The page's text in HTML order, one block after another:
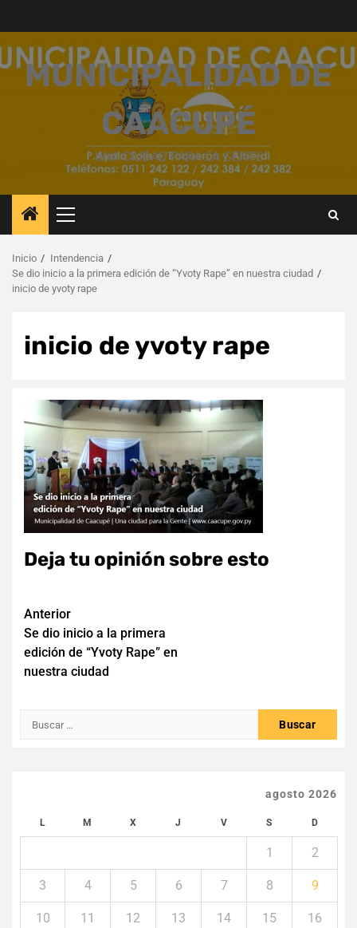
contenido
MUNICIPALIDAD DE
CAACUPÉ
UNA CIUDAD PARA LA GENTE
Menú
principal
Inicio
Intendencia
Se dio inicio a la primera edición de “Yvoty Rape” en nuestra ciudad
inicio de yvoty rape
inicio de yvoty rape
Deja tu opinión sobre esto
Navegación
de
entradas
Anterior
Se dio inicio a la primera
edición de “Yvoty Rape” en
nuestra ciudad
Buscar:
agosto 2026
L M X J V S D
1 2
3 4 5 6 7 8 9
10 11 12 13 14 15 16